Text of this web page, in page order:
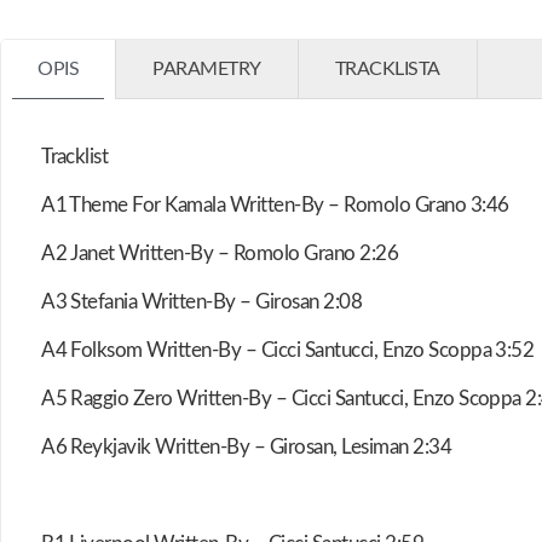
OPIS PARAMETRY TRACKLISTA
Tracklist
A1 Theme For Kamala Written-By – Romolo Grano 3:46
A2 Janet Written-By – Romolo Grano 2:26
A3 Stefania Written-By – Girosan 2:08
A4 Folksom Written-By – Cicci Santucci, Enzo Scoppa 3:52
A5 Raggio Zero Written-By – Cicci Santucci, Enzo Scoppa
A6 Reykjavik Written-By – Girosan, Lesiman 2:34